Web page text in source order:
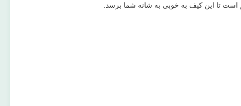
است تا این کیف به خوبی به شانه شما برسد.